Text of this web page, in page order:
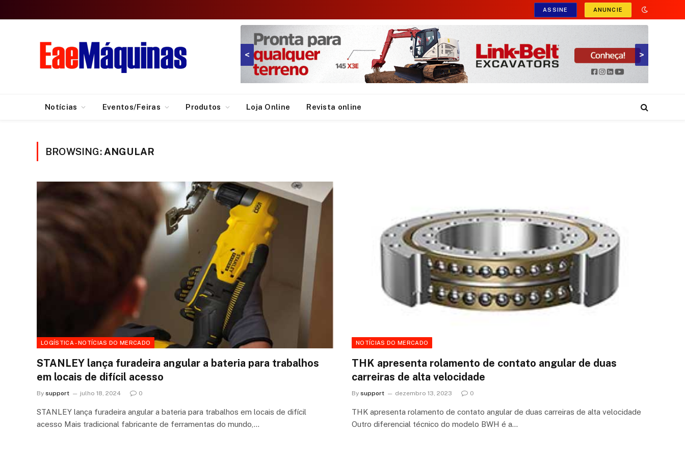
ASSINE ANUNCIE
>
<
Notícias Eventos/Feiras Produtos Loja Online Revista online
BROWSING: ANGULAR
LOGÍSTICA - NOTÍCIAS DO MERCADO
STANLEY lança furadeira angular a bateria para trabalhos
em locais de difícil acesso
By support julho 18, 2024 0
STANLEY lança furadeira angular a bateria para trabalhos em locais de difícil
acesso Mais tradicional fabricante de ferramentas do mundo,…
NOTÍCIAS DO MERCADO
THK apresenta rolamento de contato angular de duas
carreiras de alta velocidade
By support dezembro 13, 2023 0
THK apresenta rolamento de contato angular de duas carreiras de alta velocidade
Outro diferencial técnico do modelo BWH é a…